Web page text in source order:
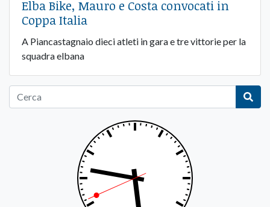
Elba Bike, Mauro e Costa convocati in
Coppa Italia
A Piancastagnaio dieci atleti in gara e tre vittorie per la
squadra elbana